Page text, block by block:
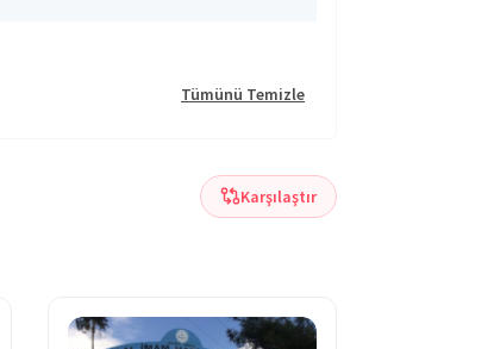
Tümünü Temizle
Karşılaştır